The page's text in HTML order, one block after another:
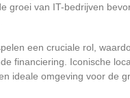
groei van IT-bedrijven
een cruciale rol,
financiering. Iconische
ideale omgeving voor de